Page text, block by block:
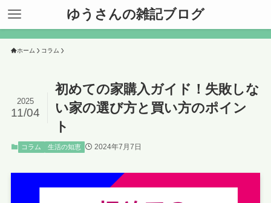
ゆうさんの雑記ブログ
ホーム コラム
初めての家購入ガイド！失敗しな
い家の選び方と買い方のポイン
ト
2025
11/04
コラム 生活の知恵 2024年7月7日